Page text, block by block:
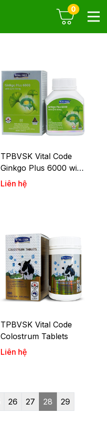
0
TPBVSK Vital Code
Ginkgo Plus 6000 with
Q10 50mg
Liên hệ
TPBVSK Vital Code
Colostrum Tablets
Liên hệ
26 27 28
29